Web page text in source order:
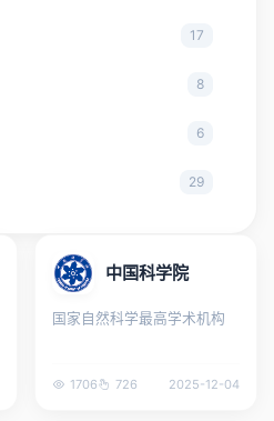
中国科学院
国家自然科学最高学术机构
1706 726 2025-12-04
17
8
6
29